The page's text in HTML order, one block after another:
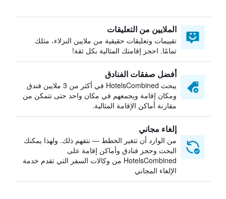
الملايين من التعليقات
تقييمات وتعليقات حقيقية من ملايين النزلاء، مثلك
تمامًا. احجز إقامتك المثالية بكل ثقة!
أفضل صفقات الفنادق
يبحث HotelsCombined في أكثر من 3 ملايين فندق
ومكان إقامة ويجمعهم في مكان واحد حتى تتمكن من
مقارنة أماكن الإقامة المثالية.
إلغاء مجاني
من الوارد أن تتغير الخطط — نتفهم ذلك. ولهذا يمكنك
البحث وحجز فنادق وأماكن إقامة على
HotelsCombined من وكالات السفر التي تقدم خدمة
الإلغاء المجاني